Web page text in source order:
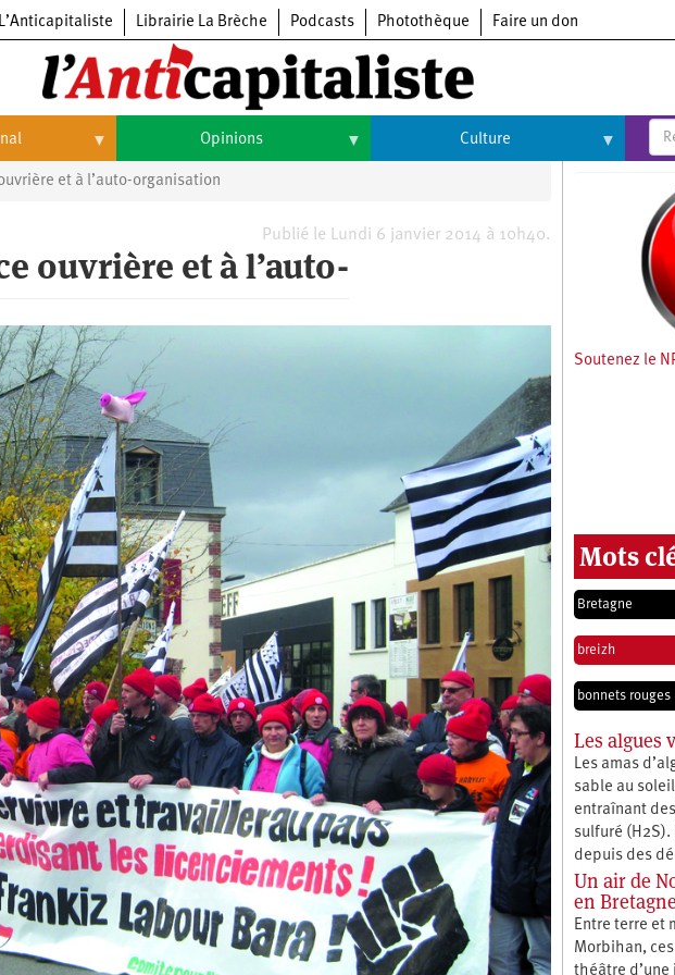
L’Anticapitaliste Librairie La Brèche Podcasts Photothèque Faire un don
Opinions
Opinions
Culture
Arts
Expositions
et à l’auto-organisation
Publié le Lundi 6 janvier 2014 à 10h40.
ouvrière et à l’auto-
Soutenez le
Mots
Bretagne
breizh
bonnets rouges
Les algues
Les amas
sable au
entraînant
sulfuré (H2S).
depuis des
Un air de
en
Entre terre et
Morbihan,
théâtre